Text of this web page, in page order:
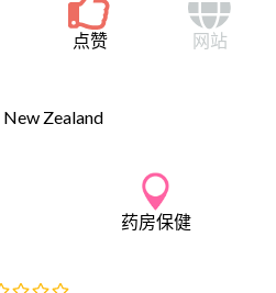
点赞 网站
New Zealand
药房保健